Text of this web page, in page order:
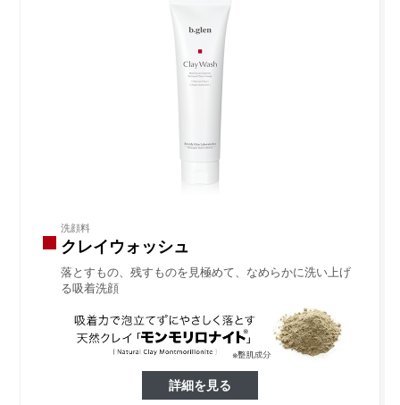
洗顔料
クレイウォッシュ
落とすもの、残すものを見極めて、なめらかに洗い上げ
る吸着洗顔
詳細を見る